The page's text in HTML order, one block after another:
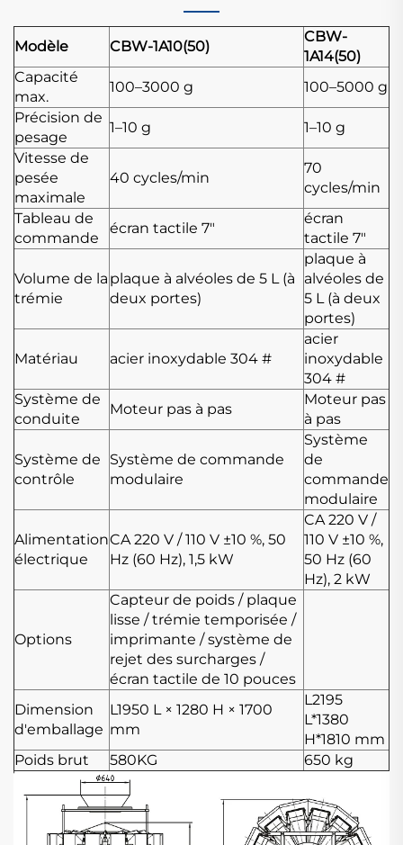
Modèle CBW-1A10(50)
CBW-
1A14(50)
Capacité
max.
100–3000 g
100–5000 g
Précision de
pesage
1–10 g
1–10 g
Vitesse de
pesée
maximale
40 cycles/min
70
cycles/min
Tableau de
commande
écran tactile 7"
écran
tactile 7"
Volume de la
trémie
plaque à alvéoles de 5 L (à
deux portes)
plaque à
alvéoles de
5 L (à deux
portes)
Matériau acier inoxydable 304 #
acier
inoxydable
304 #
Système de
conduite
Moteur pas à pas
Moteur pas
à pas
Système de
contrôle
Système de commande
modulaire
Système
de
commande
modulaire
Alimentation
électrique
CA 220 V / 110 V ±10 %, 50
Hz (60 Hz), 1,5 kW
CA 220 V /
110 V ±10 %,
50 Hz (60
Hz), 2 kW
Options
Capteur de poids / plaque
lisse / trémie temporisée /
imprimante / système de
rejet des surcharges /
écran tactile de 10 pouces
Dimension
d'emballage
L1950 L × 1280 H × 1700
mm
L2195
L*1380
H*1810 mm
Poids brut
580KG 650 kg